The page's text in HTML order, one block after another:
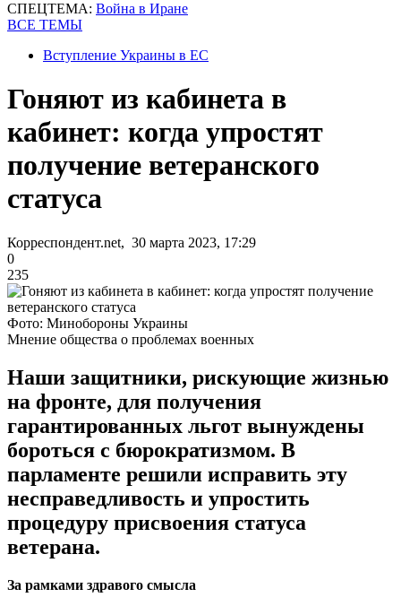
СПЕЦТЕМА: Война в Иране
ВСЕ ТЕМЫ
Вступление Украины в ЕС
Гоняют из кабинета в
кабинет: когда упростят
получение ветеранского
статуса
Корреспондент.net, 30 марта 2023, 17:29
0
235
Фото: Минобороны Украины
Мнение общества о проблемах военных
Наши защитники, рискующие жизнью
на фронте, для получения
гарантированных льгот вынуждены
бороться с бюрократизмом. В
парламенте решили исправить эту
несправедливость и упростить
процедуру присвоения статуса
ветерана.
За рамками здравого смысла